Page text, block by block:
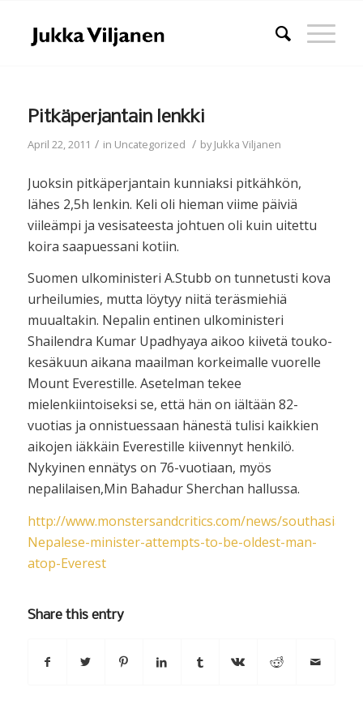
Pitkäperjantain lenkki
April 22, 2011 / in Uncategorized / byJukka Viljanen
Juoksin pitkäperjantain kunniaksi pitkähkön,
lähes 2,5h lenkin. Keli oli hieman viime päiviä
viileämpi ja vesisateesta johtuen oli kuin uitettu
koira saapuessani kotiin.
Suomen ulkoministeri A.Stubb on tunnetusti kova
urheilumies, mutta löytyy niitä teräsmiehiä
muualtakin. Nepalin entinen ulkoministeri
Shailendra Kumar Upadhyaya aikoo kiivetä touko-
kesäkuun aikana maailman korkeimalle vuorelle
Mount Everestille. Asetelman tekee
mielenkiintoiseksi se, että hän on iältään 82-
vuotias ja onnistuessaan hänestä tulisi kaikkien
aikojen iäkkäin Everestille kiivennyt henkilö.
Nykyinen ennätys on 76-vuotiaan, myös
nepalilaisen,Min Bahadur Sherchan hallussa.
http://www.monstersandcritics.com/news/southasia/
Nepalese-minister-attempts-to-be-oldest-man-
atop-Everest
Share this entry